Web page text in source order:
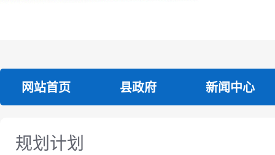
网站首页 县政府 新闻中心
规划计划